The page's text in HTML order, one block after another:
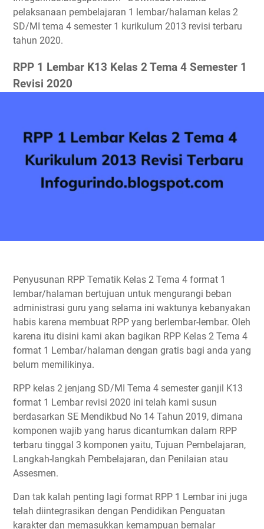
pelaksanaan pembelajaran 1 lembar/halaman kelas 2
SD/MI tema 4 semester 1 kurikulum 2013 revisi terbaru
tahun 2020.
RPP 1 Lembar K13 Kelas 2 Tema 4 Semester 1
Revisi 2020
Penyusunan RPP Tematik Kelas 2 Tema 4 format 1
lembar/halaman bertujuan untuk mengurangi beban
administrasi guru yang selama ini waktunya kebanyakan
habis karena membuat RPP yang berlembar-lembar. Oleh
karena itu disini kami akan bagikan RPP Kelas 2 Tema 4
format 1 Lembar/halaman dengan gratis bagi anda yang
belum memilikinya.
RPP kelas 2 jenjang SD/MI Tema 4 semester ganjil K13
format 1 Lembar revisi 2020 ini telah kami susun
berdasarkan SE Mendikbud No 14 Tahun 2019, dimana
komponen wajib yang harus dicantumkan dalam RPP
terbaru tinggal 3 komponen yaitu, Tujuan Pembelajaran,
Langkah-langkah Pembelajaran, dan Penilaian atau
Assesmen.
Dan tak kalah penting lagi format RPP 1 Lembar ini juga
telah diintegrasikan dengan Pendidikan Penguatan
karakter dan memasukkan kemampuan bernalar